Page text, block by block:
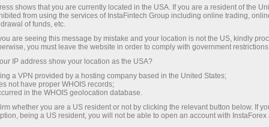
InstaForex-এর সাথে থেকে আপনি সত্যিকারের
লিভারেজ, মার্কেটের সেরা স্প্রেড ও কমিশন এবং
স্টক ও ইনডেক্স ট্রেডিংয়ের জন্য সুবিধাজনক
শর্তাবলী।
প্রতিটি ডিপোজিটে
30% বোনাস
গতির
পরিচয় ট্রেডিংয়ে এবং হাইওয়েতে পাওয়া যায়
shows that you are currently located in the USA. If you are a resident of the
from using the services of InstaFintech Group including online trading,
of funds, etc.
are seeing this message by mistake and your location is not the US, kindly
you must leave the website in order to comply with government
IP address show your location as the USA?
a VPN provided by a hosting company based in the United States;
not have proper WHOIS records;
in the WHOIS geolocation database.
whether you are a US resident or not by clicking the relevant button below. If
being a US resident, you will not be able to open an account with InstaForex